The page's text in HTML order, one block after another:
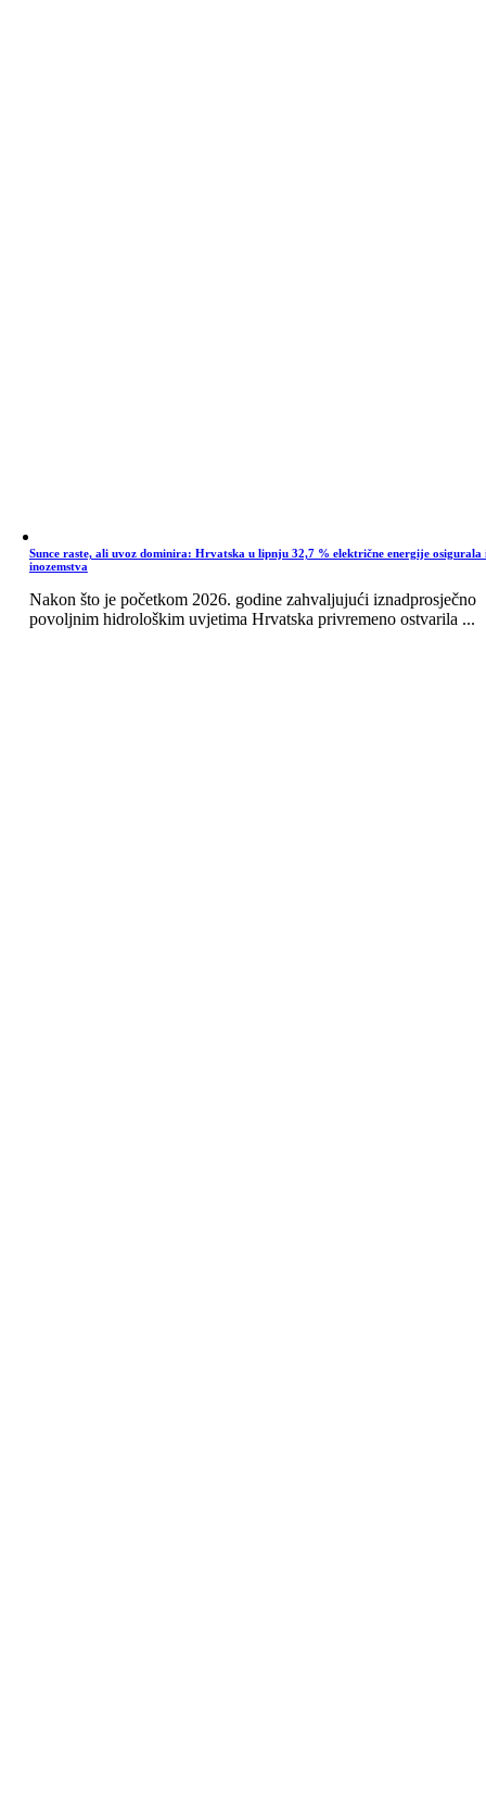
Sunce raste, ali uvoz dominira: Hrvatska u lipnju 32,7 % električne energije osigurala
inozemstva
Nakon što je početkom 2026. godine zahvaljujući iznadprosječno
povoljnim hidrološkim uvjetima Hrvatska privremeno ostvarila ...